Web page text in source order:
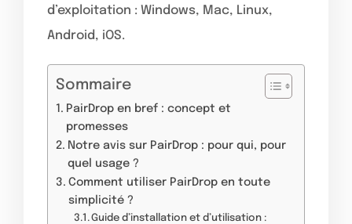
d’exploitation : Windows, Mac, Linux,
Android, iOS.
Sommaire
PairDrop en bref : concept et
promesses
Notre avis sur PairDrop : pour qui, pour
quel usage ?
Comment utiliser PairDrop en toute
simplicité ?
Guide d’installation et d’utilisation :